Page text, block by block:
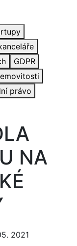
GDPR
právo
NA
2021